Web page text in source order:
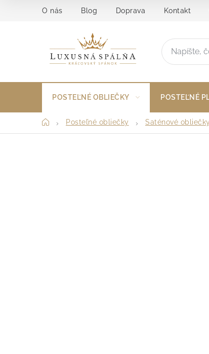
O nás Blog Doprava Kontakt
POSTEĽNÉ OBLIEČKY POSTEĽNÉ
DomovPosteľné obliečky Saténové obliečky